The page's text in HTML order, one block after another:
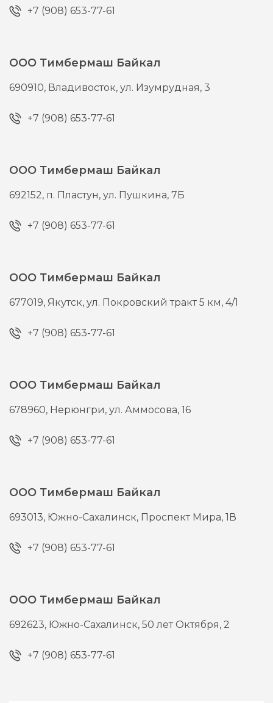
+7 (908) 653-77-61
ООО Тимбермаш Байкал
690910, Владивосток,ул. Изумрудная, 3
+7 (908) 653-77-61
ООО Тимбермаш Байкал
692152, п. Пластун,ул. Пушкина, 7Б
+7 (908) 653-77-61
ООО Тимбермаш Байкал
677019, Якутск,ул. Покровский тракт 5 км, 4/1
+7 (908) 653-77-61
ООО Тимбермаш Байкал
678960, Нерюнгри,ул. Аммосова, 16
+7 (908) 653-77-61
ООО Тимбермаш Байкал
693013, Южно-Сахалинск, Проспект Мира, 1В
+7 (908) 653-77-61
ООО Тимбермаш Байкал
692623, Южно-Сахалинск,50 лет Октября, 2
+7 (908) 653-77-61